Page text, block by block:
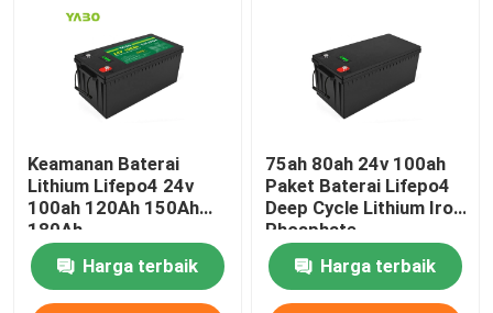
Keamanan Baterai
Lithium Lifepo4 24v
100ah 120Ah 150Ah
180Ah
Harga terbaik
75ah 80ah 24v 100ah
Paket Baterai Lifepo4
Deep Cycle Lithium Iron
Phosphate
Harga terbaik